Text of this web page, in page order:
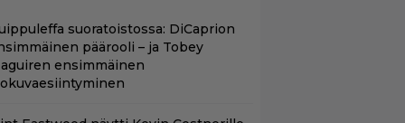
suoratoistossa: DiCaprion
päärooli – ja Tobey
ensimmäinen